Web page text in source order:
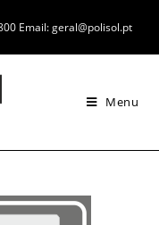
Email: geral@polisol.pt
Menu